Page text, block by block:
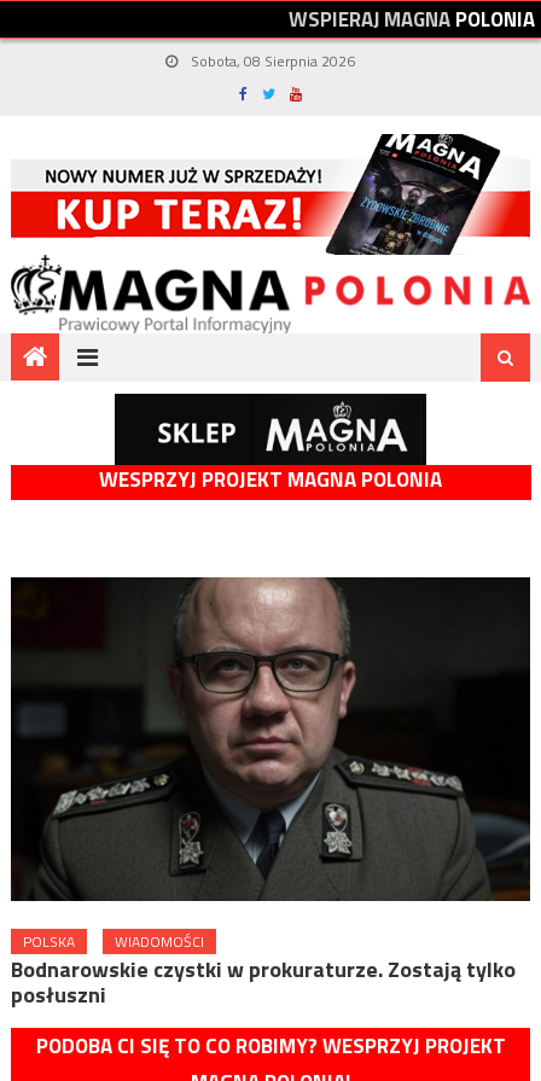
WSPIERAJMAGNAPOLONIA
Sobota, 08 Sierpnia 2026
WESPRZYJ PROJEKT MAGNA POLONIA
POLSKA WIADOMOŚCI
Bodnarowskie czystki w prokuraturze. Zostają tylko
posłuszni
PODOBA CI SIĘ TO CO ROBIMY? WESPRZYJ PROJEKT